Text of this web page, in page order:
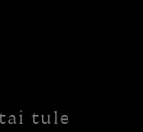
tule